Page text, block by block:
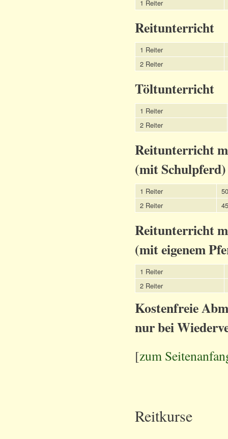
1 Reiter
Reitunterricht
1 Reiter
2 Reiter
Töltunterricht
1 Reiter
2 Reiter
Reitunterricht
(mit Schulpferd)
1 Reiter
2 Reiter
Reitunterricht
(mit eigenem
1 Reiter
2 Reiter
Kostenfreie
nur bei
[zum
Reitkurse